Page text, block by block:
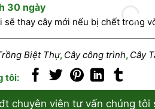
30 ngày
sẽ thay cây mới nếu bị chết trong
Biệt Thự, Cây công trình, Cây
tôi:
chuyên viên tư vấn chúng tôi